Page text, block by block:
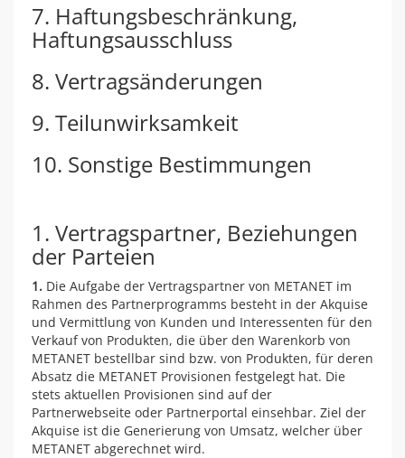
7. Haftungsbeschränkung,
Haftungsausschluss
8. Vertragsänderungen
9. Teilunwirksamkeit
10. Sonstige Bestimmungen
1. Vertragspartner, Beziehungen
der Parteien
1. Die Aufgabe der Vertragspartner von METANET im
Rahmen des Partnerprogramms besteht in der Akquise
und Vermittlung von Kunden und Interessenten für den
Verkauf von Produkten, die über den Warenkorb von
METANET bestellbar sind bzw. von Produkten, für deren
Absatz die METANET Provisionen festgelegt hat. Die
stets aktuellen Provisionen sind auf der
Partnerwebseite oder Partnerportal einsehbar. Ziel der
Akquise ist die Generierung von Umsatz, welcher über
METANET abgerechnet wird.